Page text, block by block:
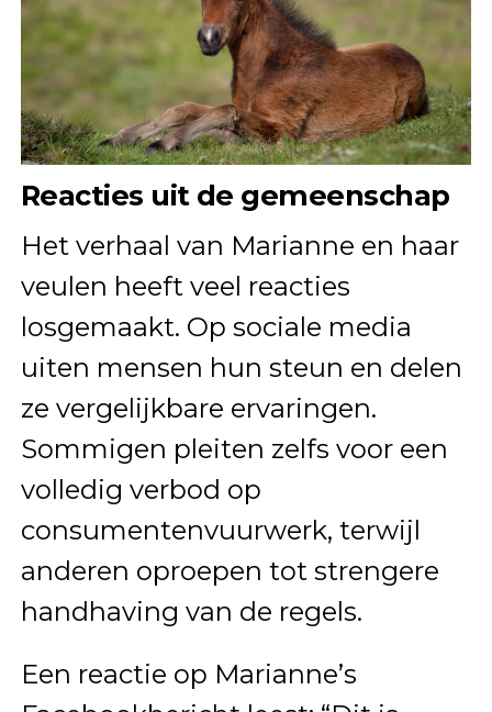
Reacties uit de gemeenschap
Het verhaal van Marianne en haar
veulen heeft veel reacties
losgemaakt. Op sociale media
uiten mensen hun steun en delen
ze vergelijkbare ervaringen.
Sommigen pleiten zelfs voor een
volledig verbod op
consumentenvuurwerk, terwijl
anderen oproepen tot strengere
handhaving van de regels.
Een reactie op Marianne’s